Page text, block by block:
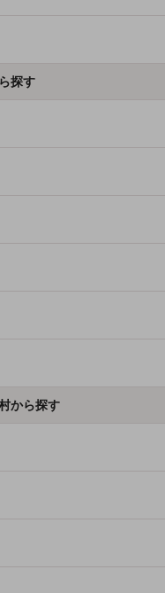
探す
から探す